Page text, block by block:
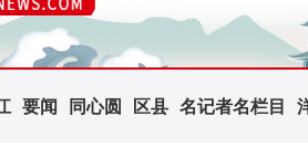
要闻 同心圆 区县 名记者名栏目